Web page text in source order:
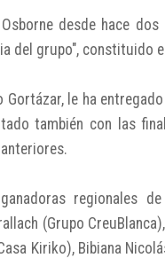
desde hace
del grupo", constituido
Gortázar, le ha
también con las
regionales
(Grupo
Kiriko), Bibiana